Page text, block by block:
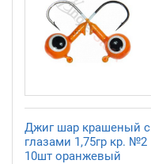
Джиг шар крашеный с
глазами 1,75гр кр. №2
10шт оранжевый